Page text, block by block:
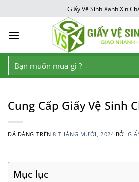
đến
nội
Giấy Vệ Sinh Xanh Xin
Tìm
kiếm:
Cung Cấp Giấy Vệ Sinh
ĐÃ ĐĂNG TRÊN8 THÁNG MƯỜI, 2024 BỞI
Mục lục